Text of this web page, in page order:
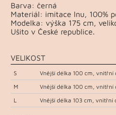
Barva: černá
Materiál: imitace lnu, 100%
Modelka: výška 175 cm,
Ušito v České republice.
VELIKOST
S
Vnější délka 100 cm,
M
Vnější délka 100 cm, vnitřní
L
Vnější délka 103 cm, vnitřní